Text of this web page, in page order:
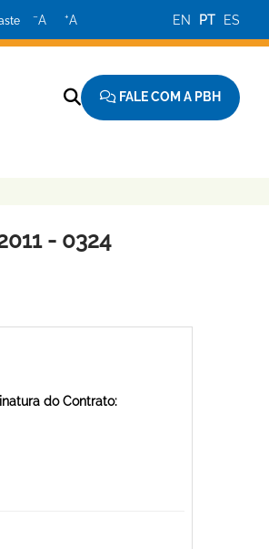
−A +A EN PT ES
FALE COM A PBH
- 0324
do Contrato: